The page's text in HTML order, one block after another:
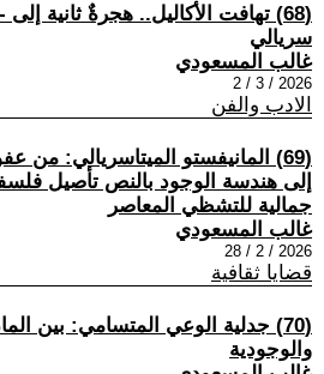
(68) تهافت الأكاليل.. هجرةٌ ثانية
سريالي
غالب المسعودي
2026 / 3 / 2
الادب والفن
(69) المانيفستو الميتاسريالي: من
إلى هندسة الوجود بالنص تأصيل
جمالية للتشظي المعاصر
غالب المسعودي
2026 / 2 / 28
قضايا ثقافية
(70) جدلية الوعي المتسامي: بين
والوجودية